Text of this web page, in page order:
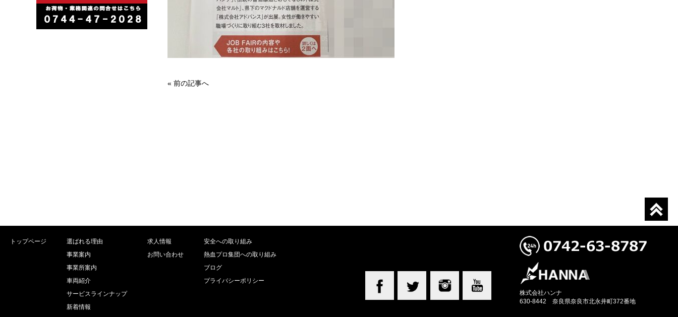
« 前の記事へ
トップページ
選ばれる理由
事業案内
事業所案内
車両紹介
サービスラインナップ
新着情報
求人情報
お問い合わせ
安全への取り組み
熱血プロ集団への取り組み
ブログ
プライバシーポリシー
株式会社ハンナ
630-8442 奈良県奈良市北永井町372番地